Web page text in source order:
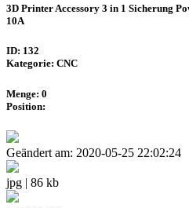
3D Printer Accessory 3 in 1 Sicherung
10A
ID: 132
Kategorie: CNC
Menge: 0
Position:
Geändert am: 2020-05-25 22:02:24
jpg | 86 kb